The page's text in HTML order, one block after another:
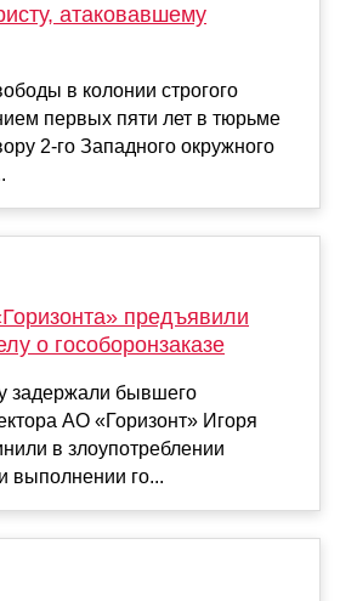
атаковавшему
в колонии строгого
первых пяти лет в тюрьме
2-го Западного окружного
предъявили
о гособоронзаказе
задержали бывшего
АО «Горизонт» Игоря
в злоупотреблении
выполнении го...